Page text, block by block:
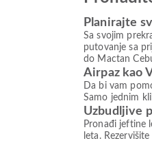
Planirajte
Sa svojim
putovanje sa
do Mactan
Airpaz kao
Da bi vam
Samo jednim
Uzbudljive
Pronađi jeftine
leta.